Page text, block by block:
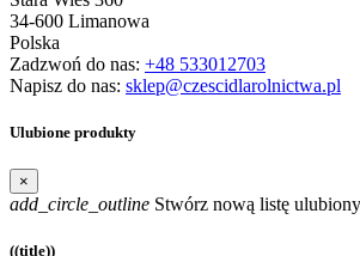
34-600 Limanowa
Polska
Zadzwoń do nas: +48 533012703
Napisz do nas: sklep@czescidlarolnictwa.pl
Ulubione produkty
×
add_circle_outline Stwórz nową listę
((title))